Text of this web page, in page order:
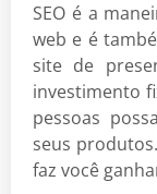
SEO é a
web e é
site de
investimento
pessoas
seus
faz você